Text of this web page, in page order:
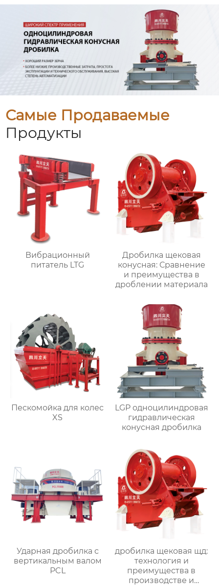
Самые Продаваемые
Продукты
Вибрационный
питатель LTG
Дробилка щековая
конусная: Сравнение
и преимущества в
дроблении материала
Пескомойка для колес
XS
LGP одноцилиндровая
гидравлическая
конусная дробилка
Ударная дробилка с
вертикальным валом
PCL
дробилка щековая щд:
технология и
преимущества в
производстве и